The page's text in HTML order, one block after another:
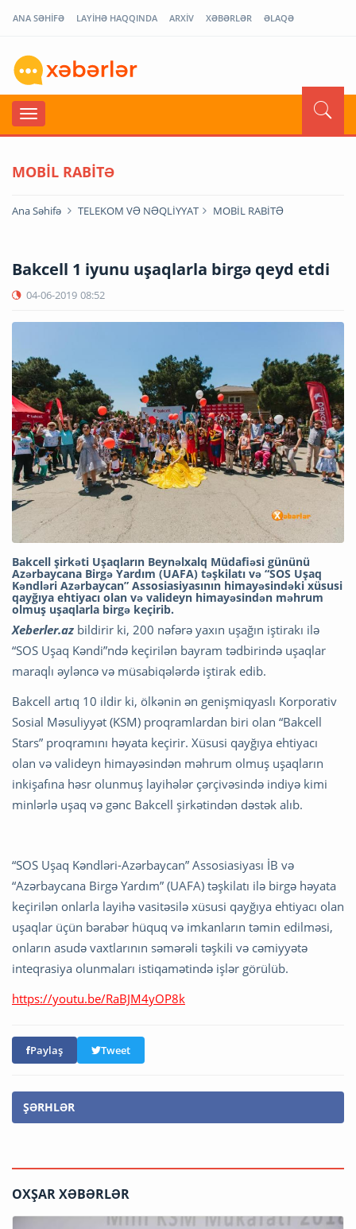
ANA SƏHİFƏ LAYİHƏ HAQQINDA ARXİV XƏBƏRLƏR ƏLAQƏ
MOBİL RABİTƏ
Ana Səhifə TELEKOM VƏ NƏQLİYYAT MOBİL RABİTƏ
Bakcell 1 iyunu uşaqlarla birgə qeyd etdi
04-06-2019 08:52
Bakcell şirkəti Uşaqların Beynəlxalq Müdafiəsi gününü
Azərbaycana Birgə Yardım (UAFA) təşkilatı və “SOS Uşaq
Kəndləri Azərbaycan” Assosiasiyasının himayəsindəki xüsusi
qayğıya ehtiyacı olan və valideyn himayəsindən məhrum
olmuş uşaqlarla birgə keçirib.
Xeberler.az bildirir ki, 200 nəfərə yaxın uşağın iştirakı ilə
“SOS Uşaq Kəndi”ndə keçirilən bayram tədbirində uşaqlar
maraqlı əyləncə və müsabiqələrdə iştirak edib.
Bakcell artıq 10 ildir ki, ölkənin ən genişmiqyaslı Korporativ
Sosial Məsuliyyət (KSM) proqramlardan biri olan “Bakcell
Stars” proqramını həyata keçirir. Xüsusi qayğıya ehtiyacı
olan və valideyn himayəsindən məhrum olmuş uşaqların
inkişafına həsr olunmuş layihələr çərçivəsində indiyə kimi
minlərlə uşaq və gənc Bakcell şirkətindən dəstək alıb.
“SOS Uşaq Kəndləri-Azərbaycan” Assosiasiyası İB və
“Azərbaycana Birgə Yardım” (UAFA) təşkilatı ilə birgə həyata
keçirilən onlarla layihə vasitəsilə xüsusi qayğıya ehtiyacı olan
uşaqlar üçün bərabər hüquq və imkanların təmin edilməsi,
onların asudə vaxtlarının səmərəli təşkili və cəmiyyətə
inteqrasiya olunmaları istiqamətində işlər görülüb.
https://youtu.be/RaBJM4yOP8k
Paylaş Tweet
ŞƏRHLƏR
OXŞAR XƏBƏRLƏR